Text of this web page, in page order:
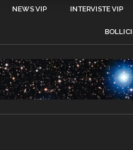
NEWS VIP INTERVISTE VIP